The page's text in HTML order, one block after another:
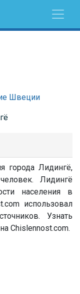
Швеции
города Лидингё,
Лидингё
населения в
использовал
Узнать
Chislennost.com.